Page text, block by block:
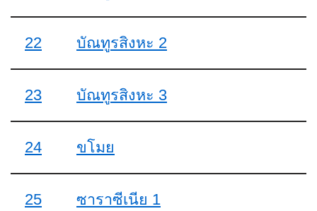
22 บัณทูรสิงหะ 2
23 บัณทูรสิงหะ 3
24 ขโมย
25 ซาราซีเนีย 1